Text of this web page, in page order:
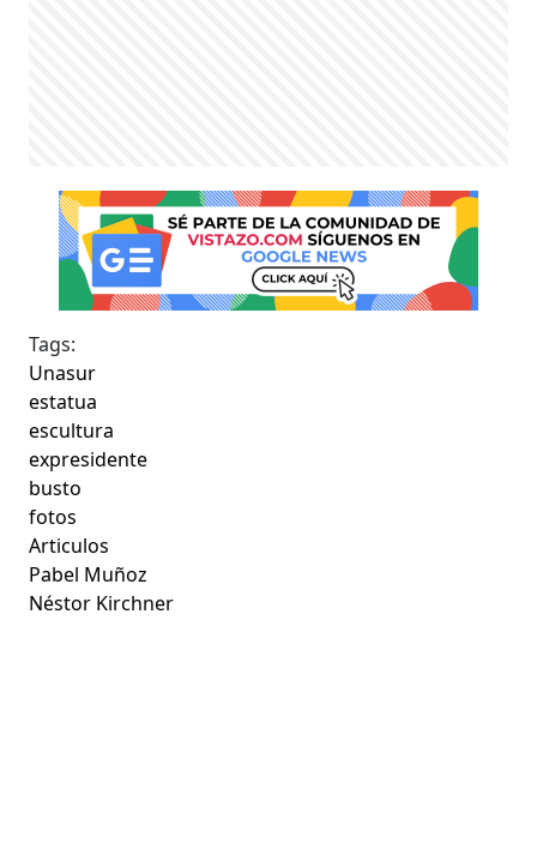
Tags:
Unasur
estatua
escultura
expresidente
busto
fotos
Articulos
Pabel Muñoz
Néstor Kirchner